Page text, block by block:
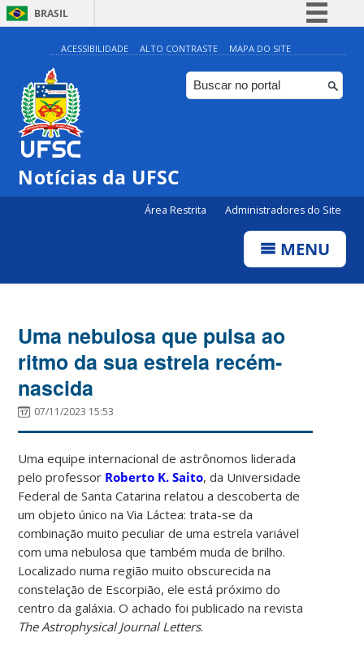
BRASIL
Simplifique!
Comunica BR
Participe
ACESSIBILIDADE ALTO CONTRASTE MAPA DO SITE
Notícias da UFSC
Área Restrita Administradores do Site
MENU
Uma nebulosa que pulsa ao
ritmo da sua estrela recém-
nascida
07/11/2023 15:53
Uma equipe internacional de astrônomos liderada
pelo professor Roberto K. Saito, da Universidade
Federal de Santa Catarina relatou a descoberta de
um objeto único na Via Láctea: trata-se da
combinação muito peculiar de uma estrela variável
com uma nebulosa que também muda de brilho.
Localizado numa região muito obscurecida na
constelação de Escorpião, ele está próximo do
centro da galáxia. O achado foi publicado na revista
The Astrophysical Journal Letters.